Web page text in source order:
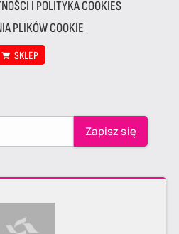
I POLITYKA COOKIES
PLIKÓW COOKIE
SKLEP